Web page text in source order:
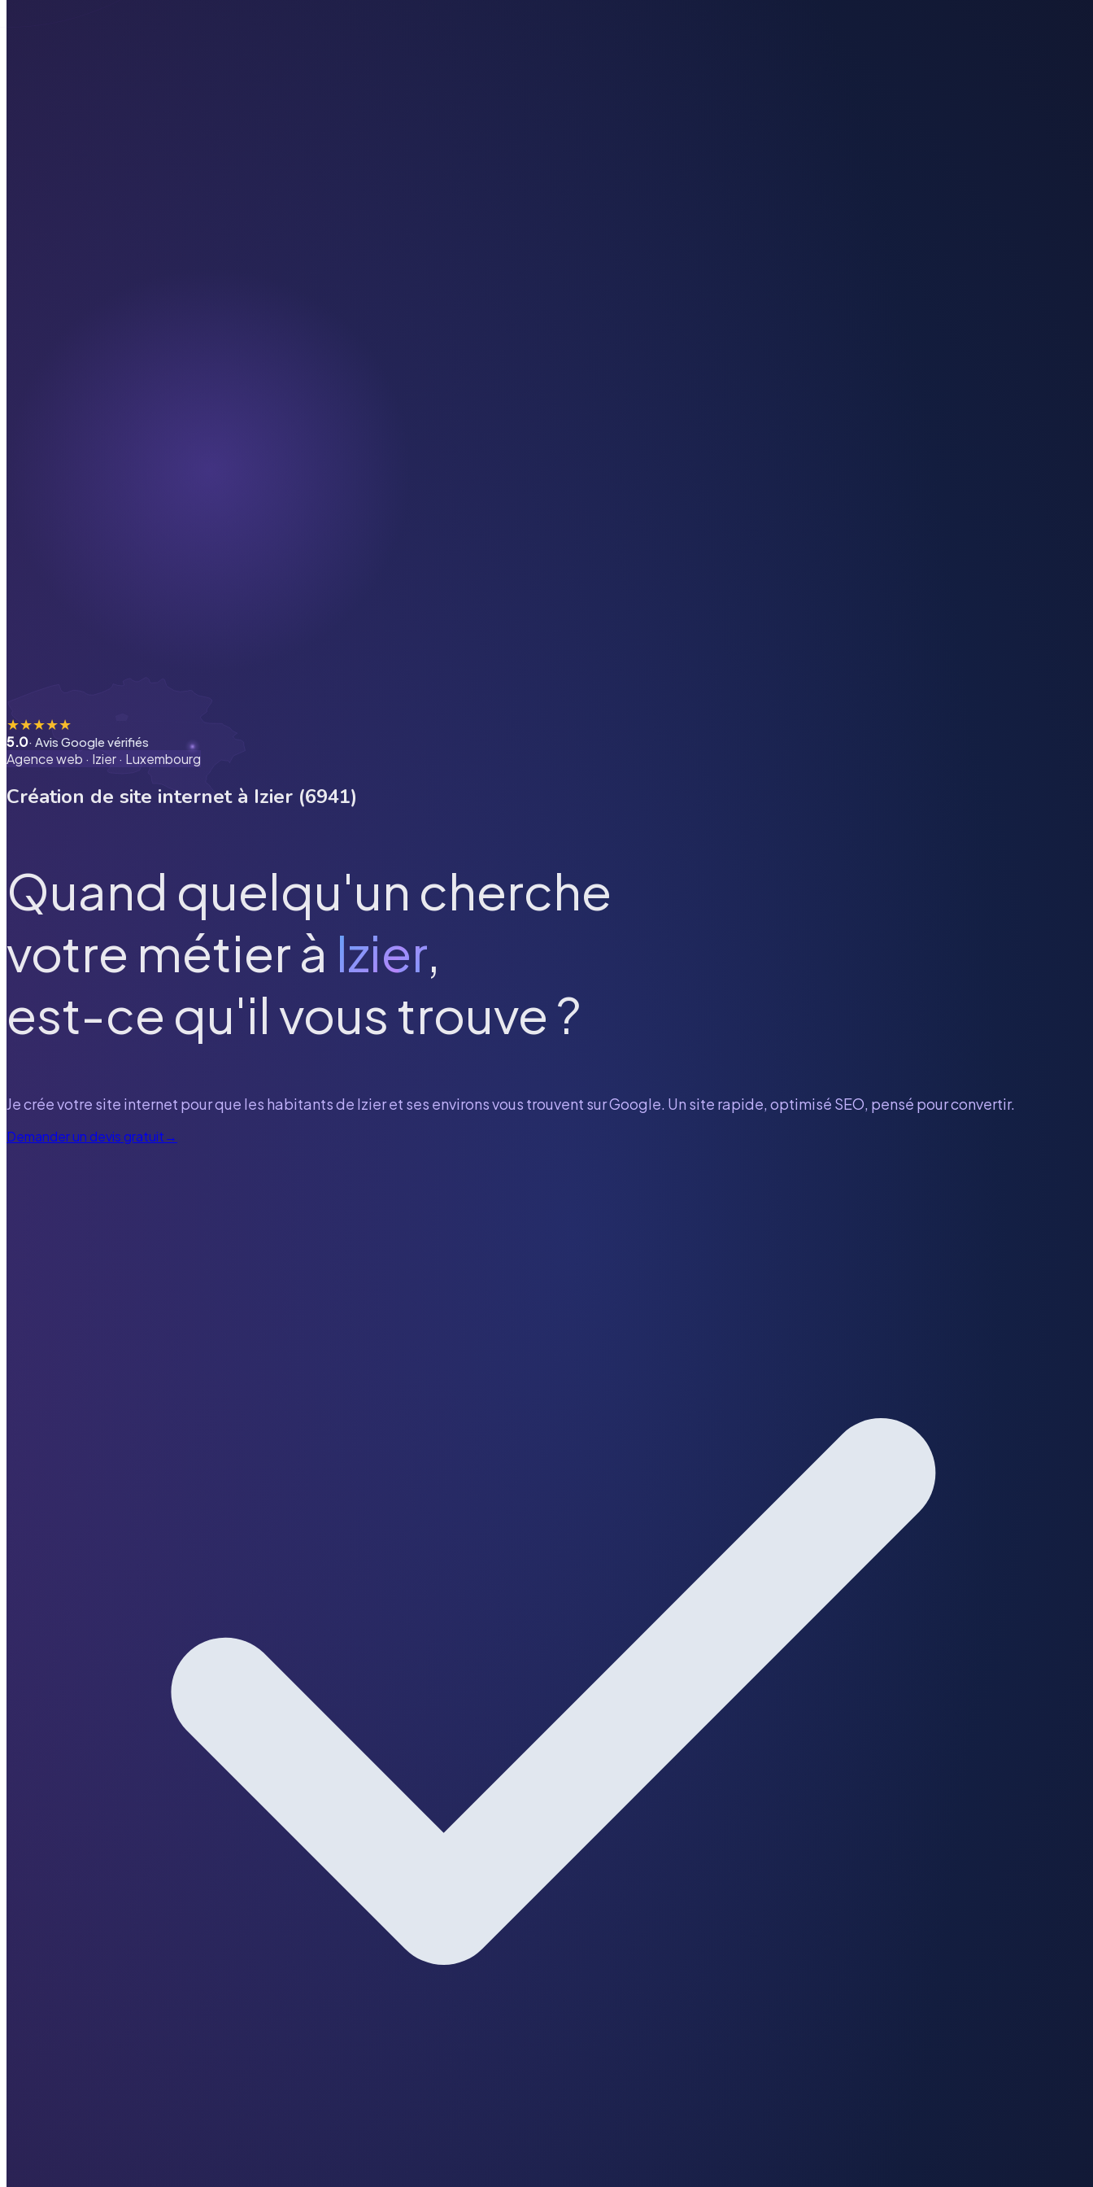
★★★★★
5.0· Avis Google vérifiés
Agence web · Izier· Luxembourg
Création de site internet à Izier (6941)
Quand quelqu'un cherche
votre métier à Izier,
est-ce qu'il vous trouve ?
Je crée votre site internet pour que les habitants de Izieret ses environs vous trouvent sur Google. Un site rapide, optimisé SEO, pensé pour convertir.
Demander un devis gratuit→